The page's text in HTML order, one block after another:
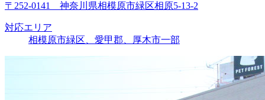
〒252-0141 神奈川県相模原市緑区相原5-13-2
対応エリア
相模原市緑区、愛甲郡、厚木市一部